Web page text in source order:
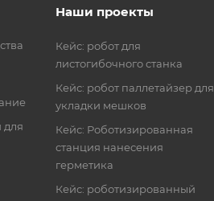
для
Наши проекты
Кейс: робот для
листогибочного станка
Кейс: робот паллетайзер для
укладки мешков
Кейс: Роботизированная
станция нанесения
герметика
Кейс: роботизированный